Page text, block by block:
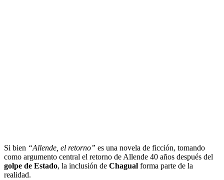
Si bien “Allende, el retorno” es una novela de ficción, tomando
como argumento central el retorno de Allende 40 años después del
golpe de Estado, la inclusión de Chagual forma parte de la
realidad.